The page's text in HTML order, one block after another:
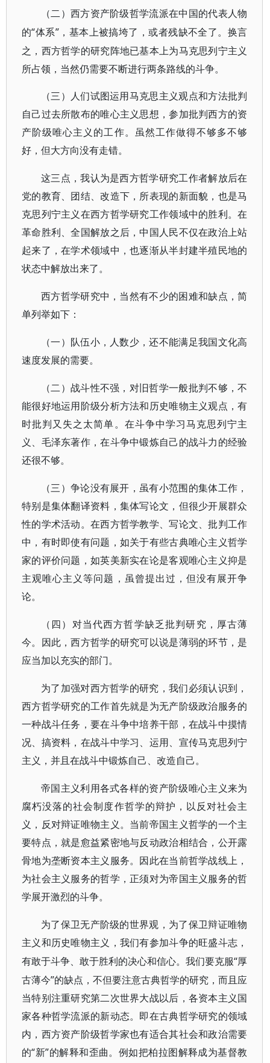
（二）西方资产阶级哲学流派在中国的代表人物
的“体系”，基本上被搞垮了，或者残缺不全了。换言
之，西方哲学的研究阵地已基本上为马克思列宁主义
所占领，当然仍需要不断进行两条路线的斗争。
（三）人们试图运用马克思主义观点和方法批判
自己过去所散布的唯心主义思想，参加批判西方的资
产阶级唯心主义的工作。虽然工作做得不够多不够
好，但大方向没有走错。
这三点，我认为是西方哲学研究工作者解放后在
党的教育、团结、改造下，所表现的新面貌，也是马
克思列宁主义在西方哲学研究工作领域中的胜利。在
革命胜利、全国解放之后，中国人民不仅在政治上站
起来了，在学术领域中，也逐渐从半封建半殖民地的
状态中解放出来了。
西方哲学研究中，当然有不少的困难和缺点，简
单列举如下：
（一）队伍小，人数少，还不能满足我国文化高
速度发展的需要。
（二）战斗性不强，对旧哲学一般批判不够，不
能很好地运用阶级分析方法和历史唯物主义观点，有
时批判又失之太简单。在斗争中学习马克思列宁主
义、毛泽东著作，在斗争中锻炼自己的战斗力的经验
还很不够。
（三）争论没有展开，虽有小范围的集体工作，
特别是集体翻译资料，集体写论文，但很少开展群众
性的学术活动。在西方哲学教学、写论文、批判工作
中，有时即使有问题，如关于有些古典唯心主义哲学
家的评价问题，如英美新实在论是客观唯心主义抑是
主观唯心主义等问题，虽曾提出过，但没有展开争
论。
（四）对当代西方哲学缺乏批判研究，厚古薄
今。因此，西方哲学的研究可以说是薄弱的环节，是
应当加以充实的部门。
为了加强对西方哲学的研究，我们必须认识到，
西方哲学研究的工作首先就是为无产阶级政治服务的
一种战斗任务，要在斗争中培养干部，在战斗中摸情
况、搞资料，在战斗中学习、运用、宣传马克思列宁
主义，并且在战斗中锻炼自己、改造自己。
帝国主义利用各式各样的资产阶级唯心主义来为
腐朽没落的社会制度作哲学的辩护，以反对社会主
义，反对辩证唯物主义。当前帝国主义哲学的一个主
要特点，就是愈益紧密地与反动政治相结合，公开露
骨地为垄断资本主义服务。因此在当前哲学战线上，
为社会主义服务的哲学，正须对为帝国主义服务的哲
学展开激烈的斗争。
为了保卫无产阶级的世界观，为了保卫辩证唯物
主义和历史唯物主义，我们有参加斗争的旺盛斗志，
有敢于斗争、敢于胜利的决心和信心。我们要克服“厚
古薄今”的缺点，不但要注意古典哲学的研究，而且应
当特别注重研究第二次世界大战以后，各资本主义国
家各种哲学流派的新动态。即在古典哲学研究的领域
内，西方资产阶级哲学家也有适合其社会和政治需要
的“新”的解释和歪曲。例如把柏拉图解释成为基督教